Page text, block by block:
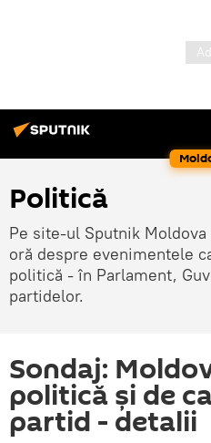
Politică
Pe site-ul Sputnik
oră despre evenimentele
politică - în Parlament,
partidelor.
Sondaj:
politică și de
partid - detalii